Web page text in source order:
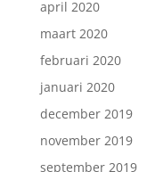
april 2020
maart 2020
februari 2020
januari 2020
december 2019
november 2019
september 2019